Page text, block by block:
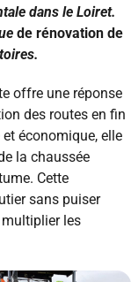
dans le Loiret.
de rénovation de
offre une réponse
des routes en fin
économique, elle
la chaussée
Cette
sans puiser
les